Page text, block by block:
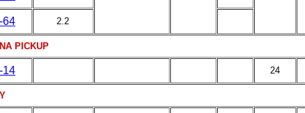
64 2.2
PICKUP
14 24